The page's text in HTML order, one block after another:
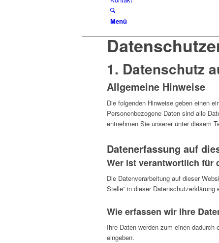
Menü
1. Datenschutz
Allgemeine Hinweise
Die folgenden Hinweise geben einen
Personenbezogene Daten sind alle
entnehmen Sie unserer unter diesem
Datenerfassung auf
Wer ist verantwortlich für
Die Datenverarbeitung auf dieser
Stelle“ in dieser Datenschutzerklärung
Wie erfassen wir Ihre
Ihre Daten werden zum einen
eingeben.